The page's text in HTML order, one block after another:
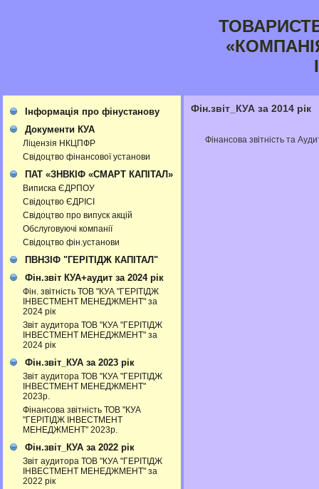
Інформація про фінустанову
Документи КУА
Ліцензія НКЦПФР
Свідоцтво фінансової установи
ПАТ «ЗНВКІФ «СМАРТ КАПІТАЛ»
Виписка ЄДРПОУ
Свідоцтво ЄДРІСІ
Свідоцтво про випуск акцій
Обслуговуючі компанії
Свідоцтво фін.установи
ПВНЗІФ "ГЕРІТІДЖ КАПІТАЛ"
Фін.звіт КУА+аудит за 2024 рік
Фін. звітність ТОВ "КУА "ГЕРІТІДЖ
ІНВЕСТМЕНТ МЕНЕДЖМЕНТ" за
2024 рік
Звіт аудитора ТОВ "КУА "ГЕРІТІДЖ
ІНВЕСТМЕНТ МЕНЕДЖМЕНТ" за
2024 рік
Фін.звіт_КУА за 2023 рік
Звіт аудитора ТОВ "КУА "ГЕРІТІДЖ
ІНВЕСТМЕНТ МЕНЕДЖМЕНТ"
2023р.
Фінансова звітність ТОВ "КУА
"ГЕРІТІДЖ ІНВЕСТМЕНТ
МЕНЕДЖМЕНТ" 2023р.
Фін.звіт_КУА за 2022 рік
Звіт аудитора ТОВ "КУА "ГЕРІТІДЖ
ІНВЕСТМЕНТ МЕНЕДЖМЕНТ" за
2022 рік
Фін.звіт_КУА за 2014 рік
Фінансова звітність та